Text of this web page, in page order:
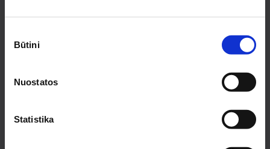
pasirinkimas
Būtini
Nuostatos
Statistika